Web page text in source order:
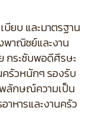
ยบ และมาตรฐาน
พาณิชย์และงาน
กระชับพอดีศีรษะ
ครัวหนักๆ รองรับ
พลักษณ์ความเป็น
าหารและงานครัว